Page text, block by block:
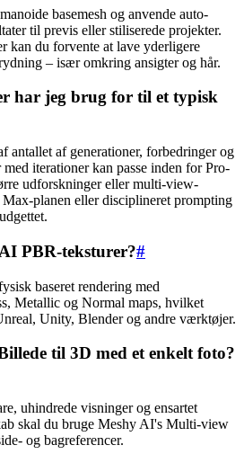
basemesh og anvende auto-
til previs eller stiliserede projekter.
kan du forvente at lave yderligere
– især omkring ansigter og hår.
har jeg brug for til et typisk
antallet af generationer, forbedringer og
iterationer kan passe inden for Pro-
udforskninger eller multi-view-
planen eller disciplineret prompting
PBR-teksturer?#
baseret rendering med
Metallic og Normal maps, hvilket
Unity, Blender og andre værktøjer.
til 3D med et enkelt foto?
uhindrede visninger og ensartet
skal du bruge Meshy AI's Multi-view
og bagreferencer.